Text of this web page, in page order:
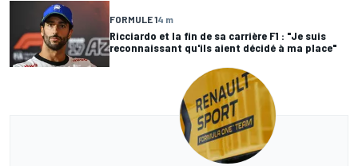
FORMULE 14 m
Ricciardo et la fin de sa carrière F1 : "Je suis
reconnaissant qu'ils aient décidé à ma place"